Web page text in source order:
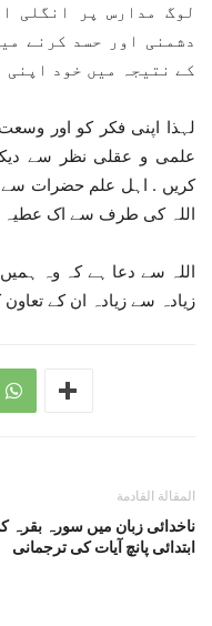
لوگ مدارس پر انگلی
دشمنی اور حسد کرنے
کے نتیجہ میں خود اپنی
لہذا اپنی فکر کو اور
علمی و عقلی نظر سے
کریں . اہل علم حضرات سے
اللہ کی طرف سے اک عطیہ
اللہ سے دعا ہے کہ وہ
زیادہ سے زیادہ ان کے
المقالة القادمة
ناخدائی زبان میں سورہ بقرہ
ابتدائی پانچ آیات کی ترجمانی